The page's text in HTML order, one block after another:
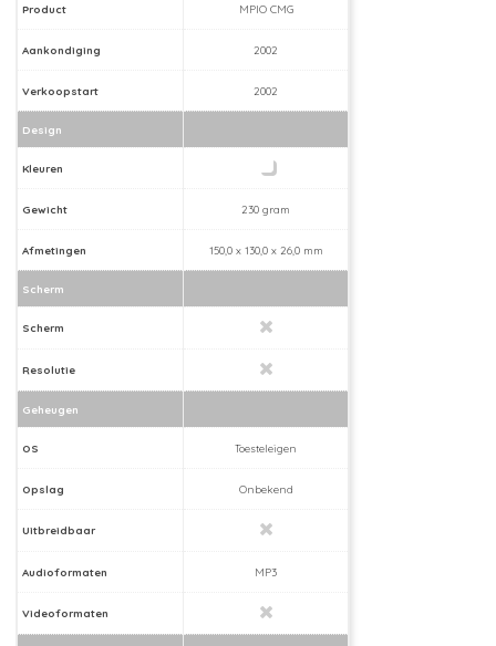
Product MPIO CMG
Aankondiging 2002
Verkoopstart 2002
Design
Kleuren
Gewicht 230 gram
Afmetingen 150,0 x 130,0 x 26,0 mm
Scherm
Scherm
Resolutie
Geheugen
OS Toesteleigen
Opslag Onbekend
Uitbreidbaar
Audioformaten MP3
Videoformaten